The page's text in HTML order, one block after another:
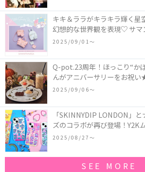
キキ＆ララがキラキラ輝く星
幻想的な世界観を表現♡ サマ
ツインスターズ』50周年ア
2025/09/01〜
Q-pot.23周年！ほっこり“か
んがアニバーサリーをお祝
ーキアクセサリー」が新発売
「かぼちゃのオバケーキプ
2025/09/06〜
「SKINNYDIP LONDON」
ズのコラボが再び登場！Y2K
作コレクションを発売♪
2025/08/27〜
SEE MORE